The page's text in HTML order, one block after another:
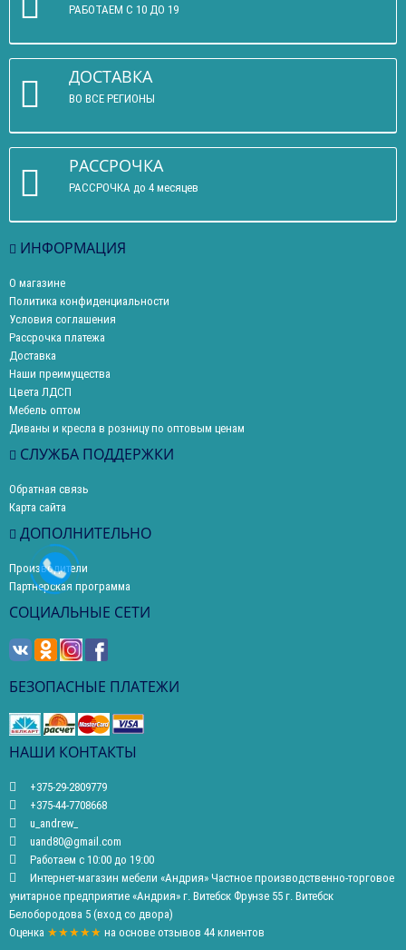
РАБОТАЕМ С 10 ДО 19
ДОСТАВКА
ВО ВСЕ РЕГИОНЫ
РАССРОЧКА
РАССРОЧКА до 4 месяцев
ИНФОРМАЦИЯ
О магазине
Политика конфиденциальности
Условия соглашения
Рассрочка платежа
Доставка
Наши преимущества
Цвета ЛДСП
Мебель оптом
Диваны и кресла в розницу по оптовым ценам
СЛУЖБА ПОДДЕРЖКИ
Обратная связь
Карта сайта
ДОПОЛНИТЕЛЬНО
Производители
Партнерская программа
СОЦИАЛЬНЫЕ СЕТИ
БЕЗОПАСНЫЕ ПЛАТЕЖИ
НАШИ КОНТАКТЫ
+375-29-2809779
+375-44-7708668
u_andrew_
uand80@gmail.com
Работаем с 10:00 до 19:00
Интернет-магазин мебели «Андрия» Частное производственно-торговое
унитарное предприятие «Андрия» г. Витебск Фрунзе 55 г. Витебск
Белобородова 5 (вход со двора)
Оценка ★★★★★ на основе отзывов 44 клиентов